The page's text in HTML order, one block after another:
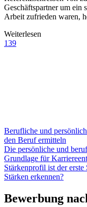
Geschäftspartner um ein
Arbeit zufrieden waren,
Weiterlesen
139
Berufliche und
den Beruf ermitteln
Die persönliche und
Grundlage für
Stärkenprofil ist der
Stärken erkennen?
Bewerbung